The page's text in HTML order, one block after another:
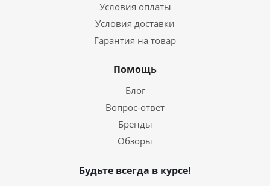
Условия оплаты
Условия доставки
Гарантия на товар
Помощь
Блог
Вопрос-ответ
Бренды
Обзоры
Будьте всегда в курсе!